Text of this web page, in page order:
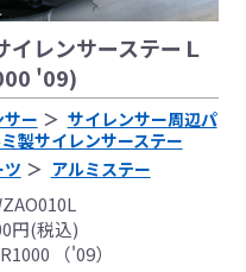
イレンサーステーＬ
'09)
ー
サイレンサー周辺パ
製サイレンサーステー
アルミステー
円(税込)
（'09）